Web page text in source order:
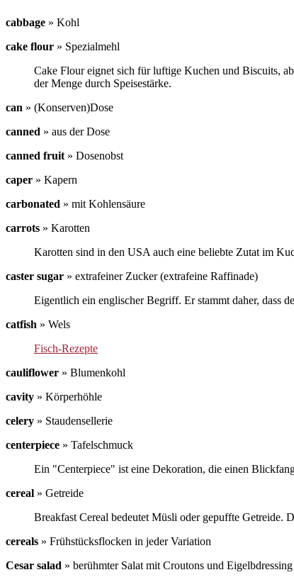
cabbage » Kohl
cake flour » Spezialmehl
Cake Flour eignet sich für luftige Kuchen und Biscuits,
der Menge durch Speisestärke.
can » (Konserven)Dose
canned » aus der Dose
canned fruit » Dosenobst
caper » Kapern
carbonated » mit Kohlensäure
carrots » Karotten
Karotten sind in den USA auch eine beliebte Zutat im
caster sugar » extrafeiner Zucker (extrafeine Raffinade)
Eigentlich ein englischer Begriff. Er stammt daher, dass
catfish » Wels
Fisch-Rezepte
cauliflower » Blumenkohl
cavity » Körperhöhle
celery » Staudensellerie
centerpiece » Tafelschmuck
Ein "Centerpiece" ist eine Dekoration, die einen
cereal » Getreide
Breakfast Cereal bedeutet Müsli oder gepuffte Getreide.
cereals » Frühstücksflocken in jeder Variation
Cesar salad » berühmter Salat mit Croutons und Eigelbdressing